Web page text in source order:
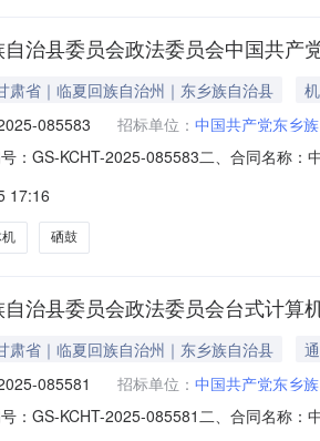
治县委员会政法委员会中国共
肃省｜临夏回族自治州｜东乡族自治县
085583 招标单位： 中国共产党东乡
：GS-KCHT-2025-085583二、合同名称
会政法委员会联系方式：13909302149供
17:16
机 硒鼓
治县委员会政法委员会台式计算
肃省｜临夏回族自治州｜东乡族自治县
085581 招标单位： 中国共产党东乡
：GS-KCHT-2025-085581二、合同名称